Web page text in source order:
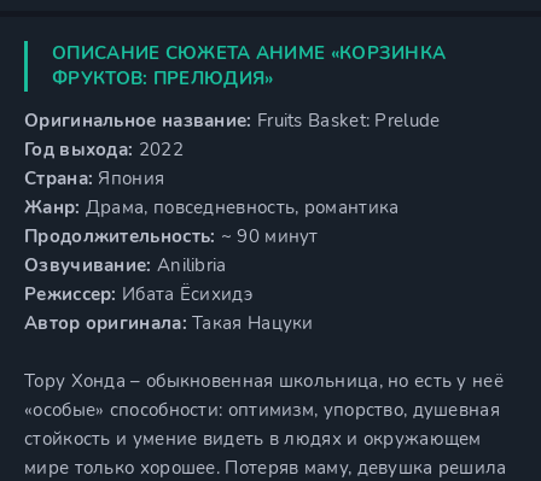
ОПИСАНИЕ СЮЖЕТА АНИМЕ «КОРЗИНКА
ФРУКТОВ: ПРЕЛЮДИЯ»
Оригинальное название: Fruits Basket: Prelude
Год выхода: 2022
Страна: Япония
Жанр: Драма, повседневность, романтика
Продолжительность: ~ 90 минут
Озвучивание: Anilibria
Режиссер: Ибата Ёсихидэ
Автор оригинала: Такая Нацуки
Тору Хонда – обыкновенная школьница, но есть у неё
«особые» способности: оптимизм, упорство, душевная
стойкость и умение видеть в людях и окружающем
мире только хорошее. Потеряв маму, девушка решила